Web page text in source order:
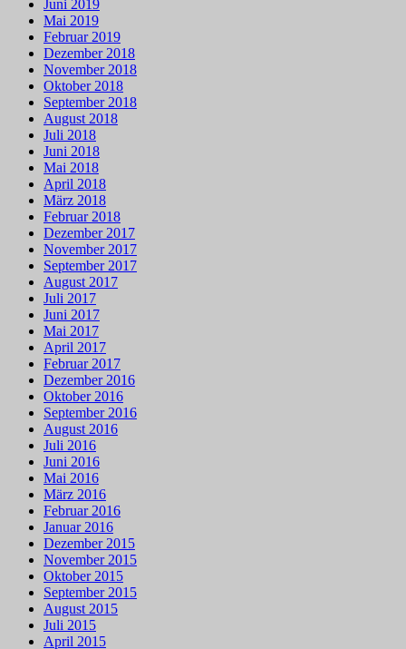
Juni 2019
Mai 2019
Februar 2019
Dezember 2018
November 2018
Oktober 2018
September 2018
August 2018
Juli 2018
Juni 2018
Mai 2018
April 2018
März 2018
Februar 2018
Dezember 2017
November 2017
September 2017
August 2017
Juli 2017
Juni 2017
Mai 2017
April 2017
Februar 2017
Dezember 2016
Oktober 2016
September 2016
August 2016
Juli 2016
Juni 2016
Mai 2016
März 2016
Februar 2016
Januar 2016
Dezember 2015
November 2015
Oktober 2015
September 2015
August 2015
Juli 2015
April 2015